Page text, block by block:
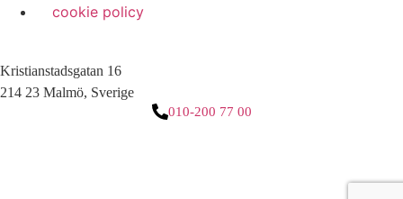
cookie policy
Kristianstadsgatan 16
214 23 Malmö, Sverige
010-200 77 00